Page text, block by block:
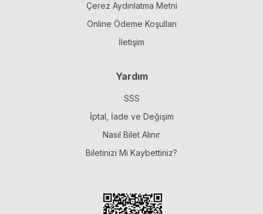
Çerez Aydınlatma Metni
Online Ödeme Koşulları
İletişim
Yardım
SSS
İptal, İade ve Değişim
Nasıl Bilet Alınır
Biletinizi Mi Kaybettiniz?